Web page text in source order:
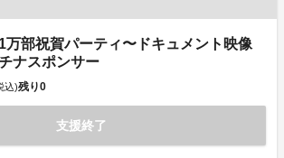
万部祝賀パーティ〜ドキュメント映像
ナスポンサー
込)残り0
支援終了